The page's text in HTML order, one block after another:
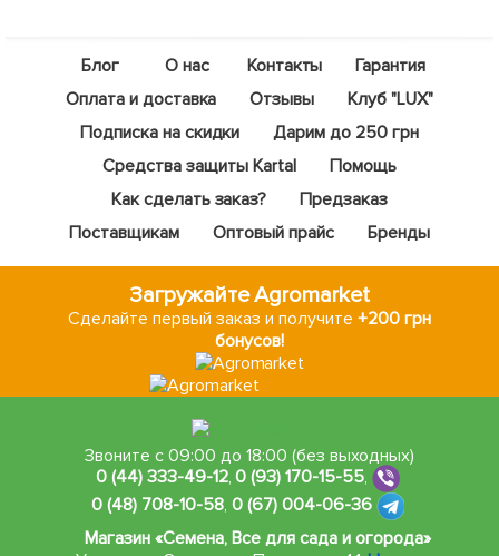
Блог О нас Контакты
Гарантия
Оплата и доставка
Отзывы
Клуб "LUX"
Подписка на скидки
Дарим до 250 грн
Средства защиты Kartal
Помощь
Как сделать заказ?
Предзаказ
Поставщикам
Оптовый прайс Бренды
Загружайте Agromarket
Сделайте первый заказ и получите +200 грн
бонусов!
Звоните с 09:00 до 18:00 (без выходных)
0 (44) 333-49-12,0 (93) 170-15-55,
0 (48) 708-10-58, 0 (67) 004-06-36
Магазин «Семена, Все для сада и огорода»